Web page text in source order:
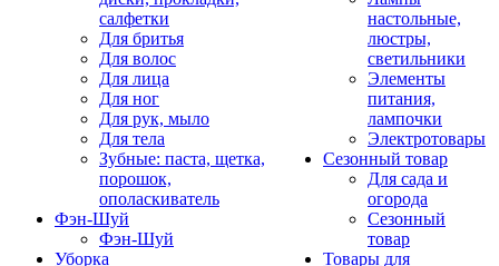
салфетки
Для бритья
Для волос
Для лица
Для ног
Для рук, мыло
Для тела
Зубные: паста, щетка,
порошок,
ополаскиватель
Фэн-Шуй
Фэн-Шуй
Уборка
настольные,
люстры,
светильники
Элементы
питания,
лампочки
Электротовары
Сезонный товар
Для сада и
огорода
Сезонный
товар
Товары для